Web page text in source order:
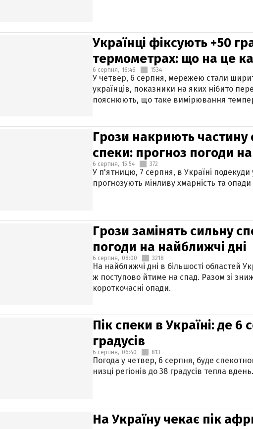
Українці фіксують +50
термометрах: що на це
6 серпня, 16:46 1534
У четвер, 6 серпня, мережею стали
українців, показники на яких нібито
пояснюють, що таке вимірювання
Грози накриють частину
спеки: прогноз погоди
6 серпня, 15:54 372
У п'ятницю, 7 серпня, в Україні
прогнозують мінливу хмарність та опади
Грози замінять сильну
погоди на найближчі дні
6 серпня, 08:00 3218
На найближчі дні в більшості областей
ж поступово йтиме на спад. Разом зі
короткочасні опади.
Пік спеки в Україні: де 6
градусів
6 серпня, 06:40 813
Погода у четвер, 6 серпня, буде
низці регіонів до 38 градусів тепла вдень.
На Україну чекає пік